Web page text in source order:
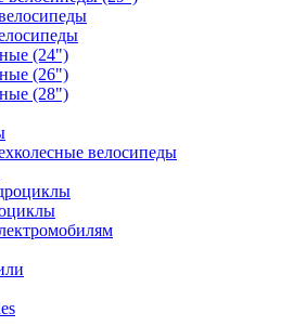
(24")
(26")
(28")
велосипеды